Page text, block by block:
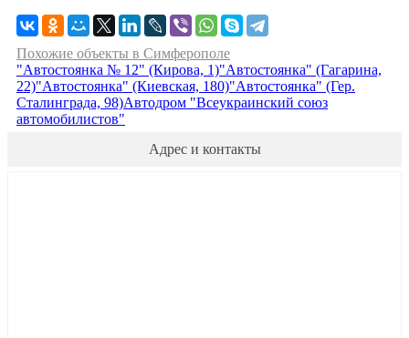
Похожие объекты в Симферополе
"Автостоянка № 12" (Кирова, 1)"Автостоянка" (Гагарина,
22)"Автостоянка" (Киевская, 180)"Автостоянка" (Гер.
Сталинграда, 98)Автодром "Всеукраинский союз
автомобилистов"
Адрес и контакты